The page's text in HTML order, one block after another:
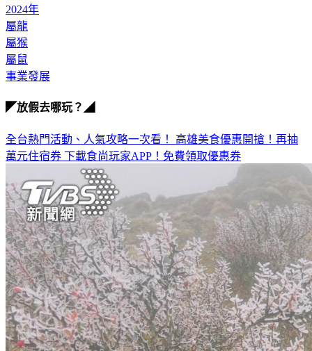
2024年
屬龍
屬猴
屬鼠
事業發展
◤放假去哪玩？◢
全台熱門活動、人氣攻略一次看！ 高雄美食優惠開搶！再抽
萬元住宿券 下載食尚玩家APP！免費領取優惠券